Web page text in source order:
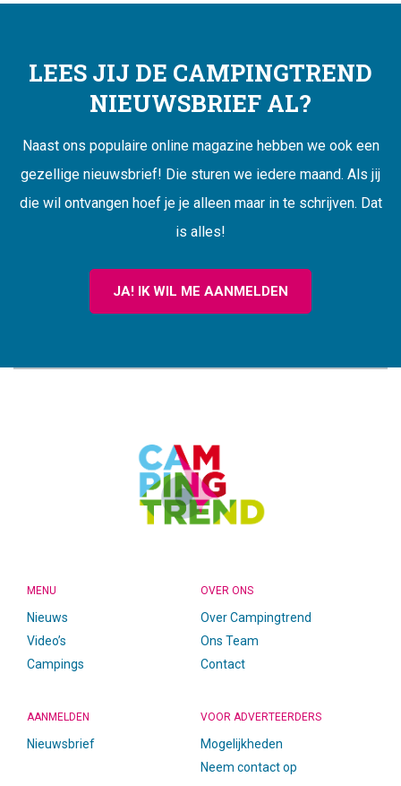
LEES JIJ DE CAMPINGTREND
NIEUWSBRIEF AL?
Naast ons populaire online magazine hebben we ook een
gezellige nieuwsbrief! Die sturen we iedere maand. Als jij
die wil ontvangen hoef je je alleen maar in te schrijven. Dat
is alles!
JA! IK WIL ME AANMELDEN
MENU
Nieuws
Video’s
Campings
OVER ONS
Over Campingtrend
Ons Team
Contact
AANMELDEN
Nieuwsbrief
VOOR ADVERTEERDERS
Mogelijkheden
Neem contact op